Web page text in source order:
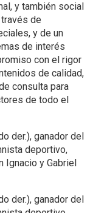
y también social
de
y de un
de interés
con el rigor
de calidad,
consulta para
de todo el
der.), ganador del
deportivo,
Ignacio y Gabriel
der.), ganador del